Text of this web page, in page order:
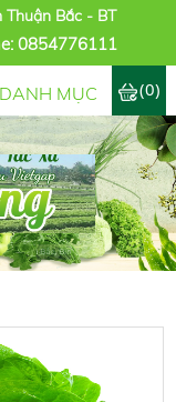
Thuận Bắc - BT
0854776111
(0)
DANH MỤC